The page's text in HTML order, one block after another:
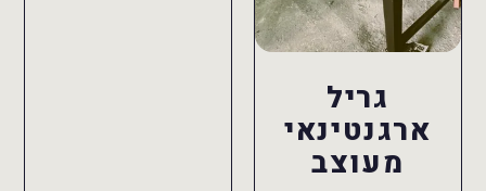
גריל
ארגנטינאי
מעוצב